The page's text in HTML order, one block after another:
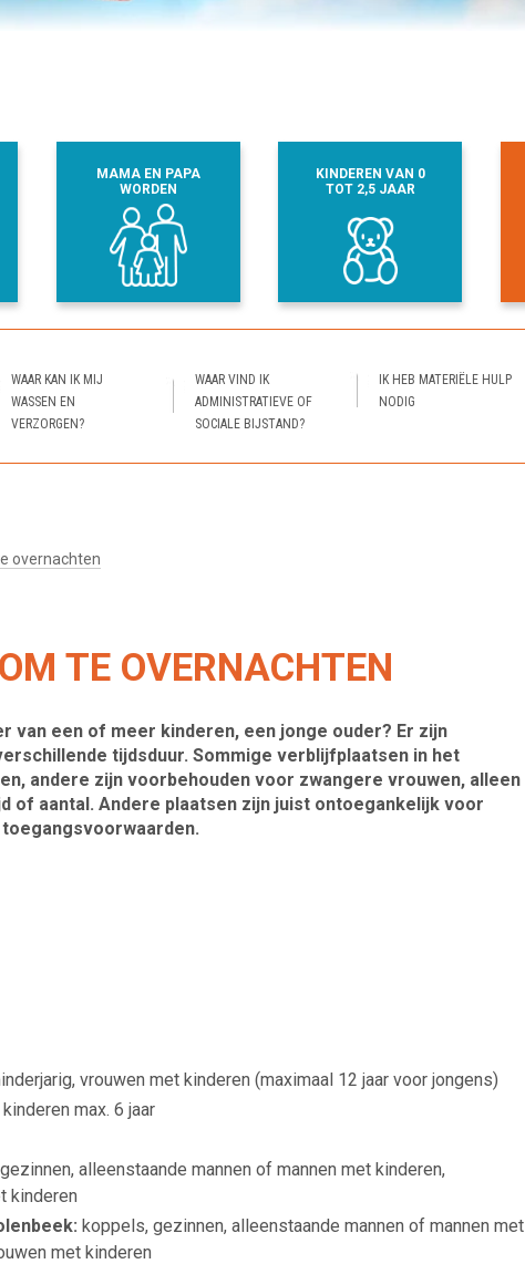
MAMA EN PAPA
WORDEN
KINDEREN VAN 0
TOT 2,5 JAAR
WAAR KAN IK MIJ
WASSEN EN
VERZORGEN?
WAAR VIND IK
ADMINISTRATIEVE OF
SOCIALE BIJSTAND?
IK HEB MATERIËLE HULP
NODIG
overnachten
TE OVERNACHTEN
van een of meer kinderen, een jonge ouder? Er zijn
tijdsduur. Sommige verblijfplaatsen in het
andere zijn voorbehouden voor zwangere vrouwen, alleen
of aantal. Andere plaatsen zijn juist ontoegankelijk voor
vrouwen met kinderen (maximaal 12 jaar voor jongens)
max. 6 jaar
alleenstaande mannen of mannen met kinderen,
kinderen
: koppels, gezinnen, alleenstaande mannen of mannen met
met kinderen